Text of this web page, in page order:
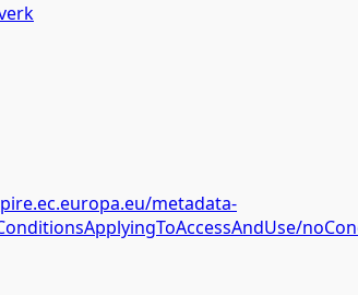
metadata-